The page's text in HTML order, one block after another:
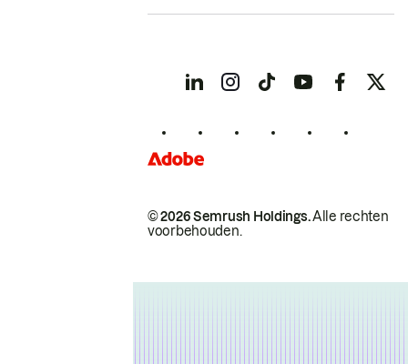
© 2026 Semrush Holdings.Alle rechten
voorbehouden.